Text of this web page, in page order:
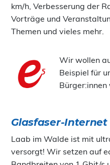
km/h, Verbesserung der
Vorträge und
Themen und vieles mehr.
Wir wollen
Beispiel für
Bürger:innen
Glasfaser-Internet
Laab im Walde ist mit
versorgt! Wir setzen auf